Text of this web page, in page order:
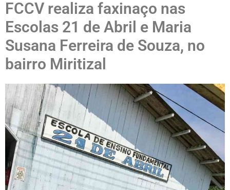
FCCV realiza faxinaço nas
Escolas 21 de Abril e Maria
Susana Ferreira de Souza, no
bairro Miritizal